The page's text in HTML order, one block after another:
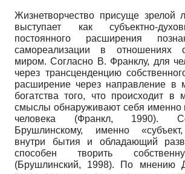
Жизнетворчество присуще зрелой
выступает как субъектно-
постоянного расширения
самореализации в отношениях
миром. Согласно В. Франклу, для
через трансценденцию
расширение через направление в
богатства того, что происходит
смыслы обнаруживают себя именно
человека (Франкл, 1990).
Брушлинскому, именно
внутри бытия и обладающий
способен творить
(Брушлинский, 1998). По мнению